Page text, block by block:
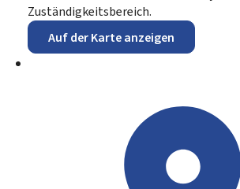
Zuständigkeitsbereich.
Auf der Karte anzeigen